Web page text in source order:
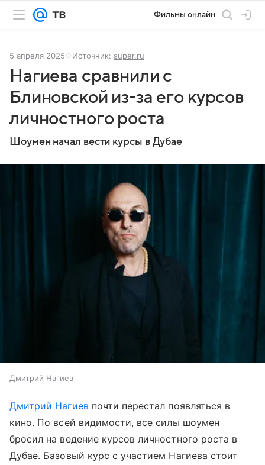
Фильмы онлайн
5 апреля 2025 Источник: super.ru
Нагиева сравнили с
Блиновской из-за его курсов
личностного роста
Шоумен начал вести курсы в Дубае
Дмитрий Нагиев
Дмитрий Нагиевпочти перестал появляться в
кино. По всей видимости, все силы шоумен
бросил на ведение курсов личностного роста в
Дубае. Базовый курс с участием Нагиева стоит